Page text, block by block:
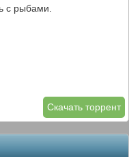
с рыбами.
Скачать торрент